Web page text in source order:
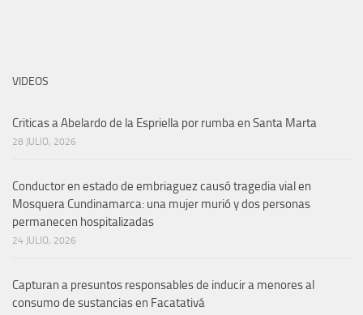
VIDEOS
Criticas a Abelardo de la Espriella por rumba en Santa Marta
28 JULIO, 2026
Conductor en estado de embriaguez causó tragedia vial en
Mosquera Cundinamarca: una mujer murió y dos personas
permanecen hospitalizadas
24 JULIO, 2026
Capturan a presuntos responsables de inducir a menores al
consumo de sustancias en Facatativá